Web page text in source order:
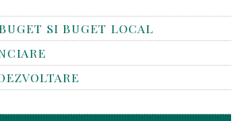
SI BUGET LOCAL